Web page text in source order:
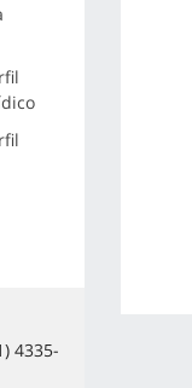
4335-